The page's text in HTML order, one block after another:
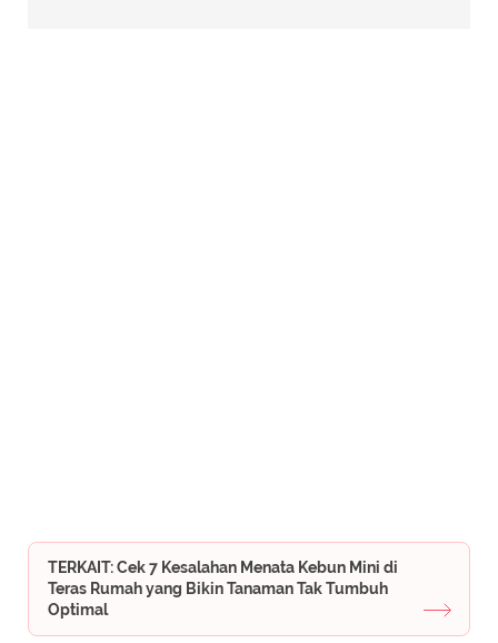
TERKAIT: Cek 7 Kesalahan Menata Kebun Mini di
Teras Rumah yang Bikin Tanaman Tak Tumbuh
Optimal